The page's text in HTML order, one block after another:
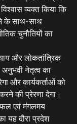
व्यक्त किया कि
के साथ-साथ
चुनौतियों का
और लोकतांत्रिक
अनुभवी नेतृत्व का
और कार्यकर्ताओं को
की प्रेरणा देगा।
एवं मंगलमय
यह दौरा प्रदेश